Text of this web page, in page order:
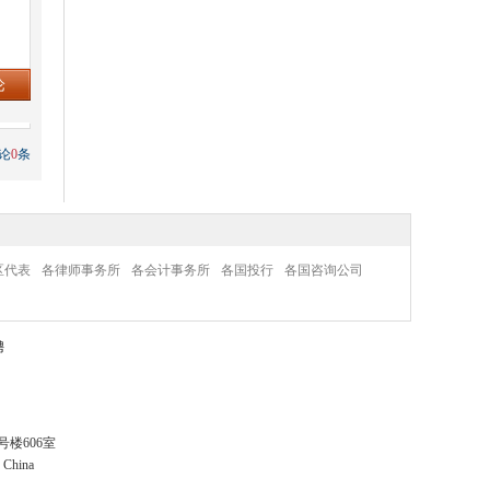
0条
代表 各律师事务所 各会计事务所 各国投行
各国咨询公司
楼606室
China